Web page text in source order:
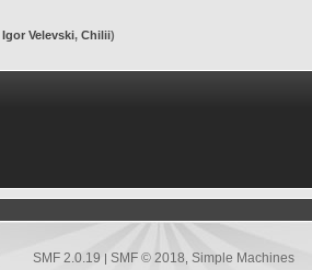
Igor Velevski,Chilii)
SMF 2.0.19 | SMF © 2018 Simple Machines